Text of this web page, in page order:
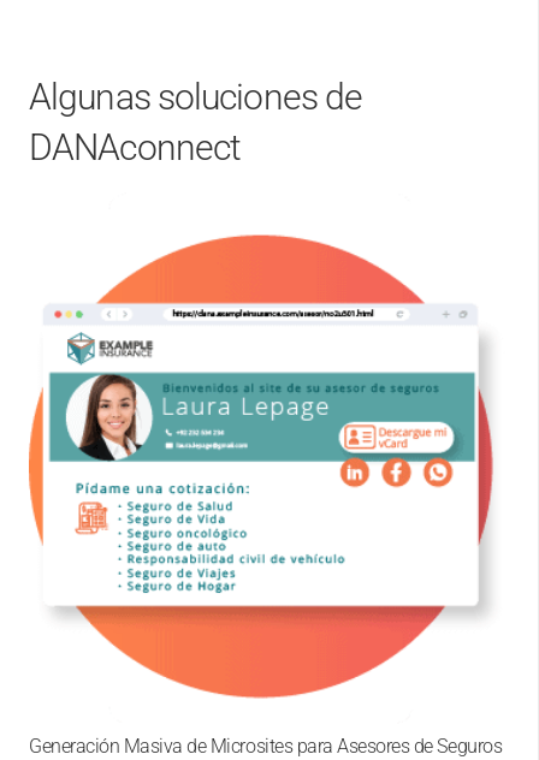
Algunas soluciones de
DANAconnect
Generación Masiva de Microsites para Asesores de Seguros